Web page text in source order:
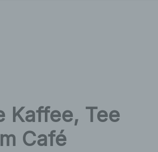
Kaffee, Tee
Café